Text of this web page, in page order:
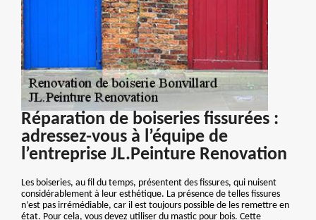
Réparation de boiseries fissurées :
adressez-vous à l’équipe de
l’entreprise JL.Peinture Renovation
Les boiseries, au fil du temps, présentent des fissures, qui nuisent
considérablement à leur esthétique. La présence de telles fissures
n’est pas irrémédiable, car il est toujours possible de les remettre en
état. Pour cela, vous devez utiliser du mastic pour bois. Cette